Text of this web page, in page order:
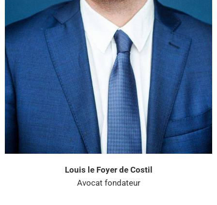
Louis le Foyer de Costil
Avocat fondateur